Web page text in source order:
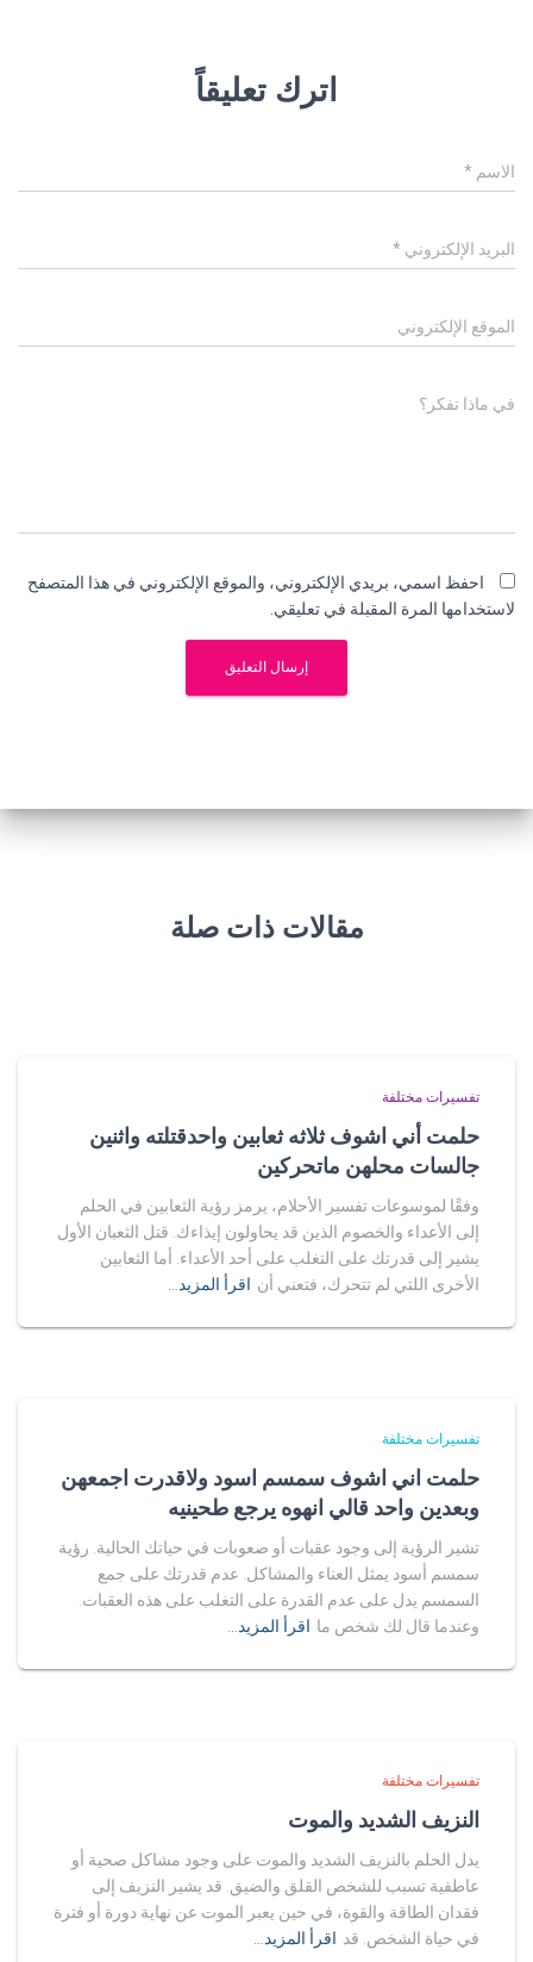
اترك تعليقاً
الاسم *
البريد الإلكتروني *
الموقع الإلكتروني
في ماذا تفكر؟
احفظ اسمي، بريدي الإلكتروني، والموقع الإلكتروني في هذا المتصفح
لاستخدامها المرة المقبلة في تعليقي.
مقالات ذات صلة
تفسيرات مختلفة
حلمت أني اشوف ثلاثه ثعابين واحدقتلته واثنين
جالسات محلهن ماتحركين
وفقًا لموسوعات تفسير الأحلام، يرمز رؤية الثعابين في الحلم
إلى الأعداء والخصوم الذين قد يحاولون إيذاءك. قتل الثعبان الأول
يشير إلى قدرتك على التغلب على أحد الأعداء. أما الثعابين
الأخرى اللتي لم تتحرك، فتعني أن اقرأ المزيد…
تفسيرات مختلفة
حلمت اني اشوف سمسم اسود ولاقدرت اجمعهن
وبعدين واحد قالي انهوه يرجع طحينيه
تشير الرؤية إلى وجود عقبات أو صعوبات في حياتك الحالية. رؤية
سمسم أسود يمثل العناء والمشاكل. عدم قدرتك على جمع
السمسم يدل على عدم القدرة على التغلب على هذه العقبات.
وعندما قال لك شخص ما اقرأ المزيد…
تفسيرات مختلفة
النزيف الشديد والموت
يدل الحلم بالنزيف الشديد والموت على وجود مشاكل صحية أو
عاطفية تسبب للشخص القلق والضيق. قد يشير النزيف إلى
فقدان الطاقة والقوة، في حين يعبر الموت عن نهاية دورة أو فترة
في حياة الشخص. قد اقرأ المزيد…